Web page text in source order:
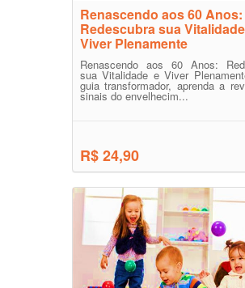
Renascendo aos 60 Anos:
Redescubra sua
Viver Plenamente
Renascendo aos 60 Anos:
sua Vitalidade e Viver
guia transformador, aprenda a
sinais do envelhecim...
R$ 24,90